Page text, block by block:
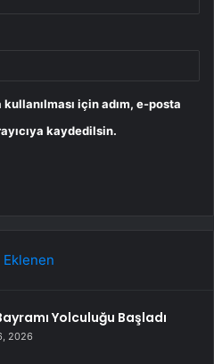
için adım, e-posta
kaydedilsin.
Eklenen
Yolculuğu Başladı
2026